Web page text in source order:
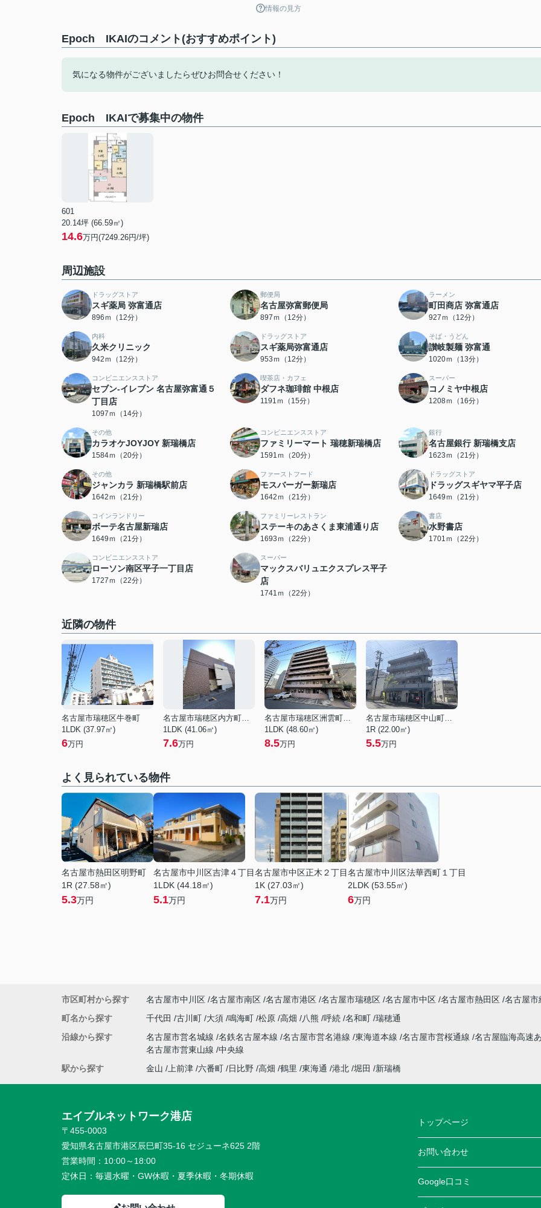
情報の見方
Epoch IKAIのコメント(おすすめポイント)
気になる物件がございましたらぜひお問合せください！
Epoch IKAIで募集中の物件
601
20.14坪 (66.59㎡)
14.6万円(7249.26円/坪)
周辺施設
ドラッグストア
スギ薬局 弥富通店
896ｍ（12分）
郵便局
名古屋弥富郵便局
897ｍ（12分）
ラーメン
町田商店 弥富通店
927ｍ（12分）
内科
久米クリニック
942ｍ（12分）
ドラッグストア
スギ薬局弥富通店
953ｍ（12分）
そば・うどん
讃岐製麺 弥富通
1020ｍ（13分）
コンビニエンスストア
セブン-イレブン 名古屋弥富通５
丁目店
1097ｍ（14分）
喫茶店・カフェ
ダフネ珈琲館 中根店
1191ｍ（15分）
スーパー
コノミヤ中根店
1208ｍ（16分）
その他
カラオケJOYJOY 新瑞橋店
1584ｍ（20分）
コンビニエンスストア
ファミリーマート 瑞穂新瑞橋店
1591ｍ（20分）
銀行
名古屋銀行 新瑞橋支店
1623ｍ（21分）
その他
ジャンカラ 新瑞橋駅前店
1642ｍ（21分）
ファーストフード
モスバーガー新瑞店
1642ｍ（21分）
ドラッグストア
ドラッグスギヤマ平子店
1649ｍ（21分）
コインランドリー
ボーテ名古屋新瑞店
1649ｍ（21分）
ファミリーレストラン
ステーキのあさくま東浦通り店
1693ｍ（22分）
書店
水野書店
1701ｍ（22分）
コンビニエンスストア
ローソン南区平子一丁目店
1727ｍ（22分）
スーパー
マックスバリュエクスプレス平子
店
1741ｍ（22分）
近隣の物件
名古屋市瑞穂区牛巻町
1LDK (37.97㎡)
6万円
名古屋市瑞穂区内方町２丁目
1LDK (41.06㎡)
7.6万円
名古屋市瑞穂区洲雲町４丁目
1LDK (48.60㎡)
8.5万円
名古屋市瑞穂区中山町１丁目
1R (22.00㎡)
5.5万円
よく見られている物件
名古屋市熱田区明野町
1R (27.58㎡)
5.3万円
名古屋市中川区吉津４丁目
1LDK (44.18㎡)
5.1万円
名古屋市中区正木２丁目
1K (27.03㎡)
7.1万円
名古屋市中川区法華西町１丁目
2LDK (53.55㎡)
6万円
市区町村から探す 名古屋市中川区 名古屋市南区 名古屋市港区 名古屋市瑞穂区 名古屋市中区 名古屋市熱田区 名古屋市
町名から探す
千代田 古川町 大須 鳴海町 松原 高畑 八熊 呼続 名和町 瑞穂通
沿線から探す
名古屋市営名城線 名鉄名古屋本線 名古屋市営名港線 東海道本線 名古屋市営桜通線 名古屋臨海高速
名古屋市営東山線 中央線
駅から探す
金山 上前津 六番町 日比野 高畑 鶴里 東海通 港北 堀田 新瑞橋
エイブルネットワーク港店
〒455-0003
愛知県名古屋市港区辰巳町35-16 セジューネ625 2階
営業時間： 10:00～18:00
定休日： 毎週水曜・GW休暇・夏季休暇・冬期休暇
トップページ
お問い合わせ
Google口コミ